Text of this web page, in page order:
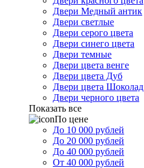
Двери Медный антик
Двери светлые
Двери серого цвета
Двери синего цвета
Двери темные
Двери цвета венге
Двери цвета Дуб
Двери цвета Шоколад
Двери черного цвета
Показать все
По цене
До 10 000 рублей
До 20 000 рублей
До 40 000 рублей
От 40 000 рублей